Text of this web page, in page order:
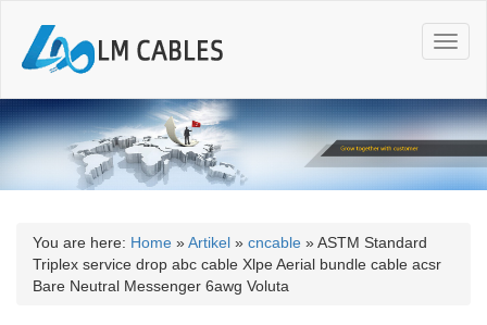
T
o
g
l
n
a
You are here: Home »Artikel » cncable »ASTM Standard
Triplex service drop abc cable Xlpe Aerial bundle cable acsr
Bare Neutral Messenger 6awg Voluta